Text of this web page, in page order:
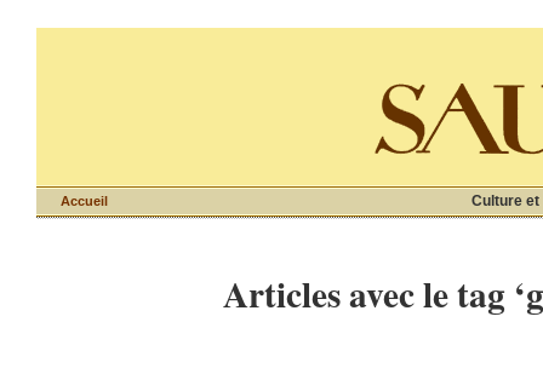
Culture et
Accueil
Articles avec le tag